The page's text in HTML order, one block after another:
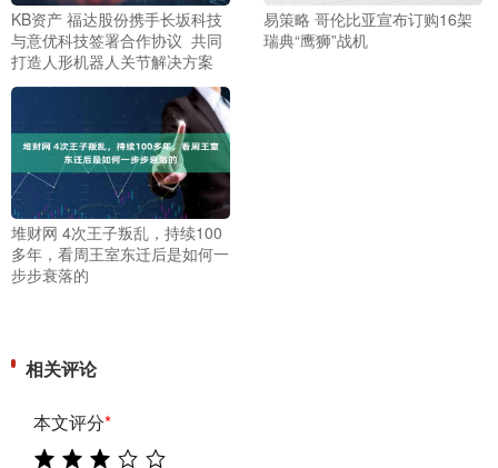
KB资产 福达股份携手长坂科技
与意优科技签署合作协议 共同
打造人形机器人关节解决方案
易策略 哥伦比亚宣布订购16架
瑞典“鹰狮”战机
堆财网 4次王子叛乱，持续100
多年，看周王室东迁后是如何一
步步衰落的
相关评论
本文评分*